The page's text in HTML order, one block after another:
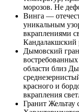
морозов. Не
Винга —
уникальным
вкраплениями
Кандалакшский
Дымовский
области близ
красного и
вкрапления
Гранит Жельтау